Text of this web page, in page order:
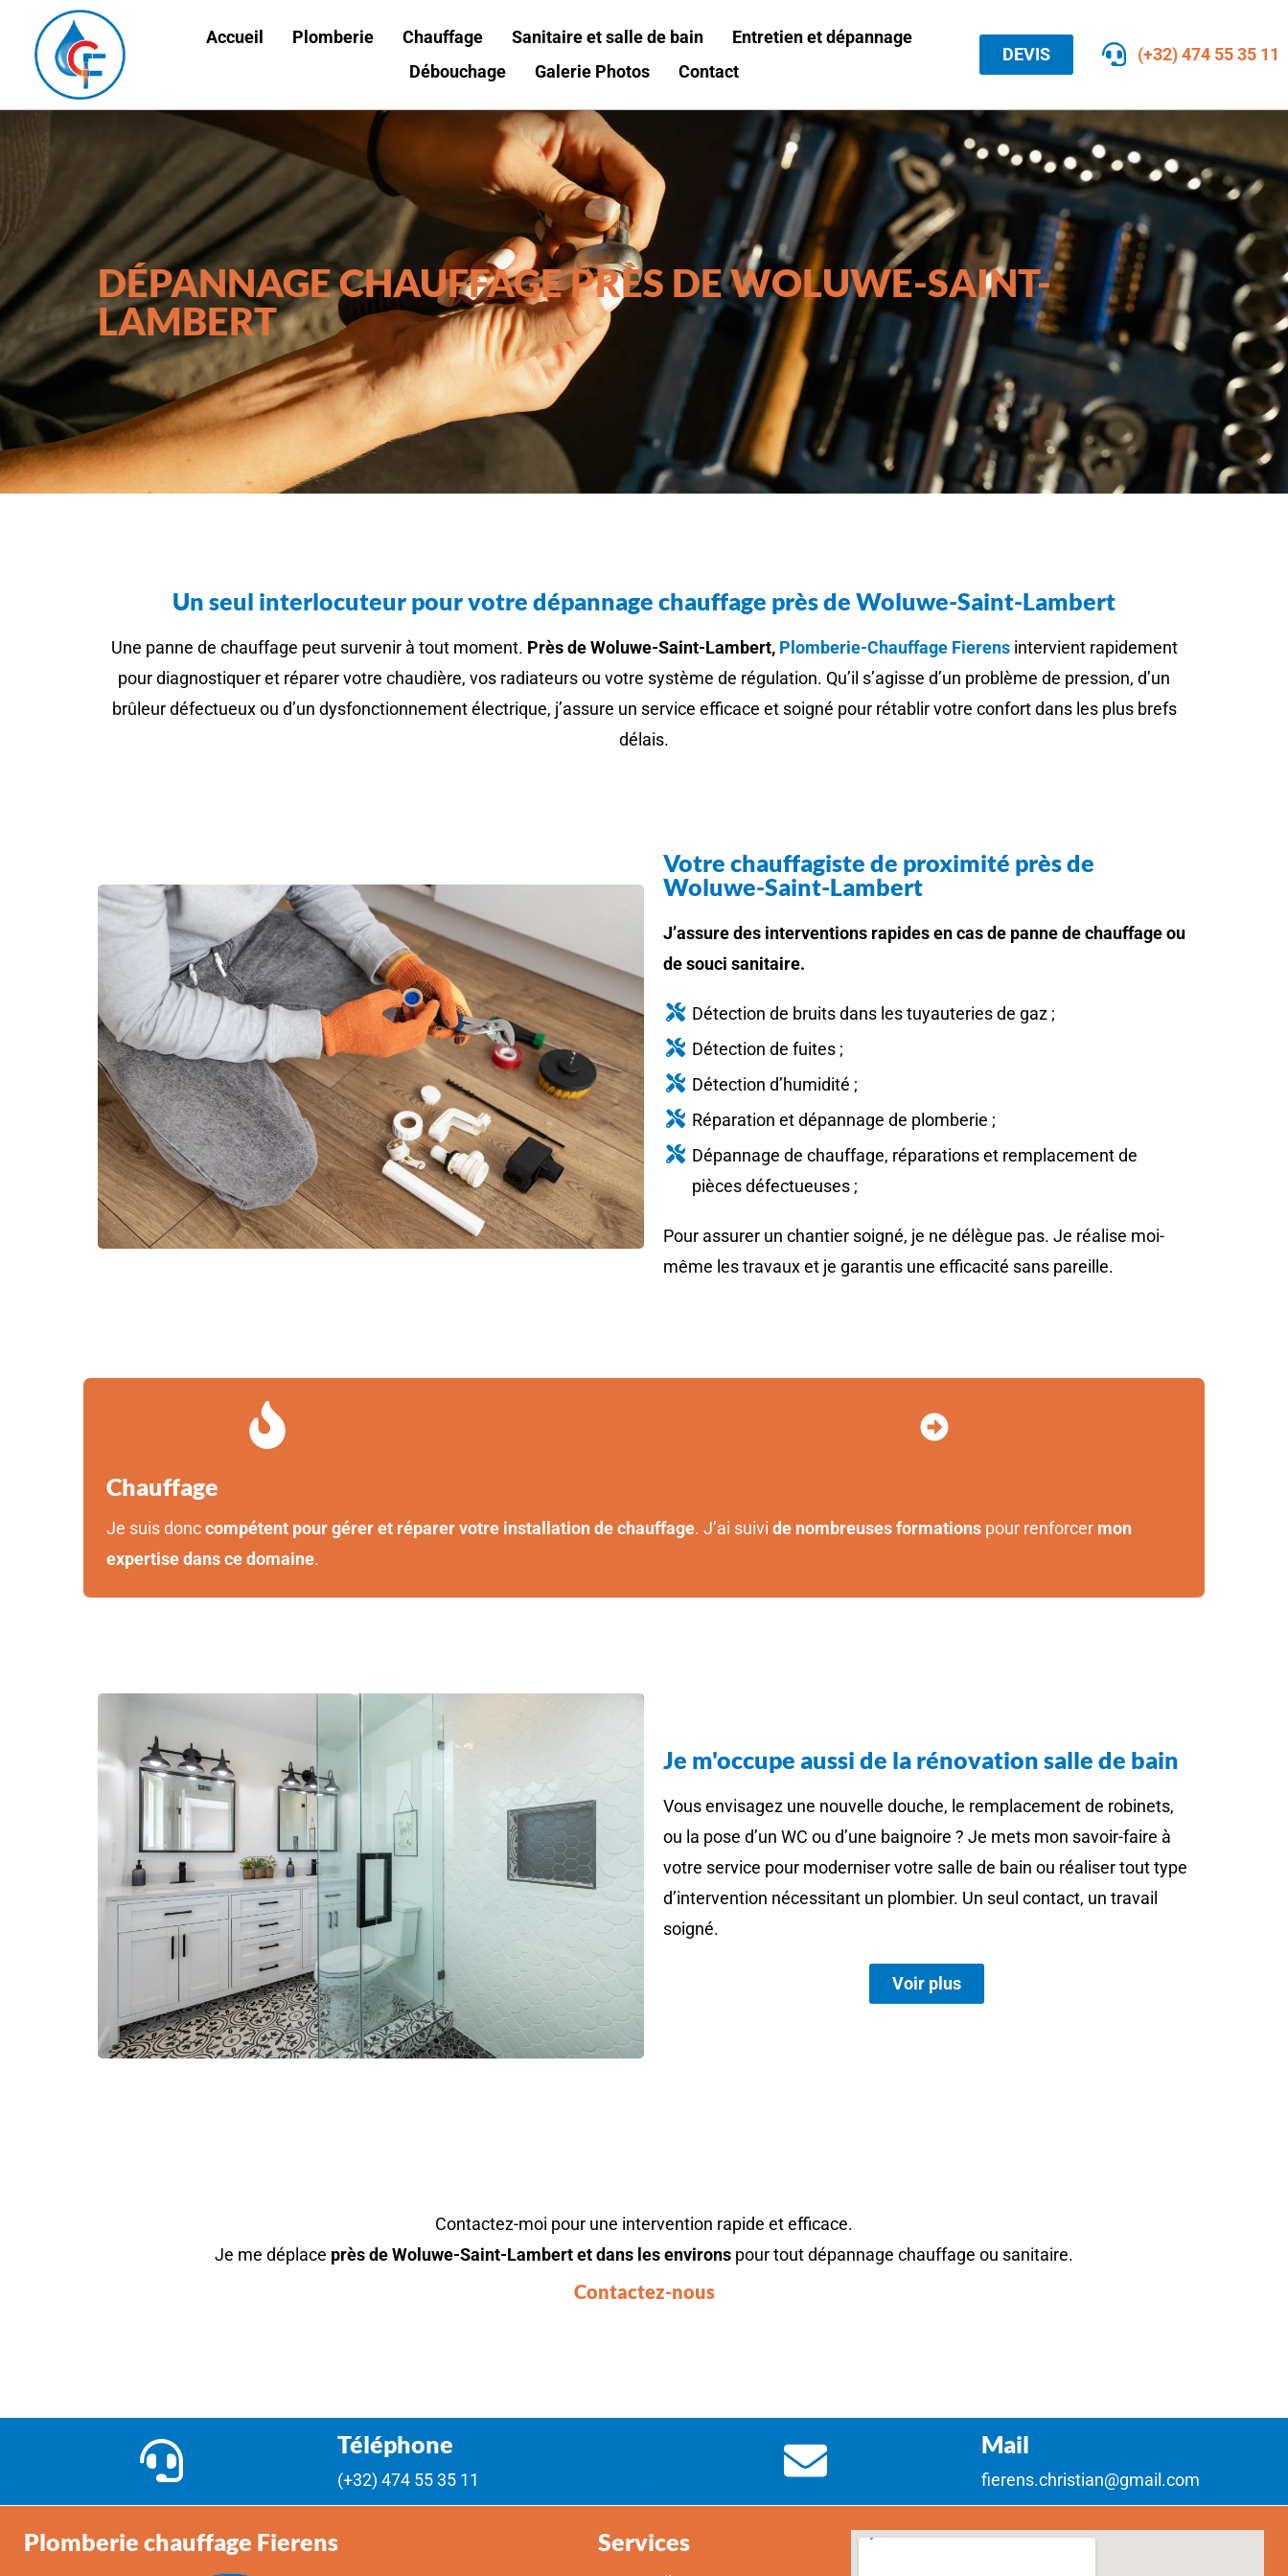
Accueil Plomberie Chauffage Sanitaire et salle de bain
Entretien et dépannage
Débouchage
Galerie Photos Contact
DEVIS (+32) 474 55 35 11
DÉPANNAGE CHAUFFAGE PRÈS DE WOLUWE-SAINT-
LAMBERT
Un seul interlocuteur pour votre dépannage chauffage près de Woluwe-Saint-Lambert
Une panne de chauffage peut survenir à tout moment. Près de Woluwe-Saint-Lambert, Plomberie-Chauffage Fierensintervient rapidement
pour diagnostiquer et réparer votre chaudière, vos radiateurs ou votre système de régulation. Qu’il s’agisse d’un problème de pression, d’un
brûleur défectueux ou d’un dysfonctionnement électrique, j’assure un service efficace et soigné pour rétablir votre confort dans les plus brefs
délais.
Votre chauffagiste de proximité près de
Woluwe-Saint-Lambert
J’assure des interventions rapides en cas de panne de chauffage ou
de souci sanitaire.
Détection de bruits dans les tuyauteries de gaz ;
Détection de fuites ;
Détection d’humidité ;
Réparation et dépannage de plomberie ;
Dépannage de chauffage, réparations et remplacement de
pièces défectueuses ;
Pour assurer un chantier soigné, je ne délègue pas. Je réalise moi-
même les travaux et je garantis une efficacité sans pareille.
Chauffage
Je suis donccompétent pour gérer et réparer votre installation de chauffage. J’ai suivi de nombreuses formations pour renforcer mon
expertise dans ce domaine.
Je m'occupe aussi de la rénovation salle de bain
Vous envisagez une nouvelle douche, le remplacement de robinets,
ou la pose d’un WC ou d’une baignoire ? Je mets mon savoir-faire à
votre service pour moderniser votre salle de bain ou réaliser tout type
d’intervention nécessitant un plombier. Un seul contact, un travail
soigné.
Voir plus
Contactez-moi pour une intervention rapide et efficace.
Je me déplace près de Woluwe-Saint-Lambert et dans les environs pour tout dépannage chauffage ou sanitaire.
Contactez-nous
Téléphone
(+32) 474 55 35 11
Mail
fierens.christian@gmail.com
Plomberie chauffage Fierens Services